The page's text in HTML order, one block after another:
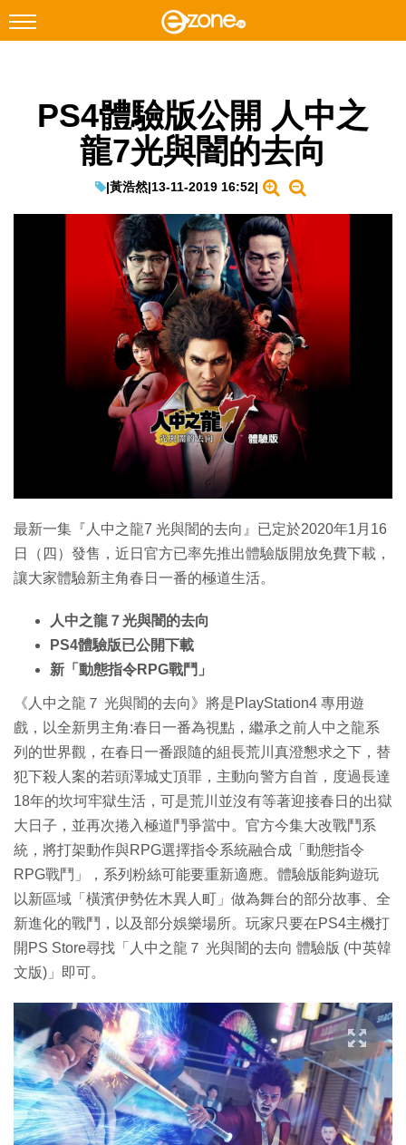
Facebook Instagram
遊戲動漫
生成式AI與雲端應用
Enterprise Digital Transformation
PS4體驗版公開 人中之
龍7光與闇的去向
|黃浩然|13-11-2019 16:52|
最新一集『人中之龍7 光與闇的去向』已定於2020年1月16
日（四）發售，近日官方已率先推出體驗版開放免費下載，
讓大家體驗新主角春日一番的極道生活。
人中之龍７光與闇的去向
PS4體驗版已公開下載
新「動態指令RPG戰鬥」
《人中之龍７ 光與闇的去向》將是PlayStation4 專用遊
戲，以全新男主角:春日一番為視點，繼承之前人中之龍系
列的世界觀，在春日一番跟隨的組長荒川真澄懇求之下，替
犯下殺人案的若頭澤城丈頂罪，主動向警方自首，度過長達
18年的坎坷牢獄生活，可是荒川並沒有等著迎接春日的出獄
大日子，並再次捲入極道鬥爭當中。官方今集大改戰鬥系
統，將打架動作與RPG選擇指令系統融合成「動態指令
RPG戰鬥」，系列粉絲可能要重新適應。體驗版能夠遊玩
以新區域「橫濱伊勢佐木異人町」做為舞台的部分故事、全
新進化的戰鬥，以及部分娛樂場所。玩家只要在PS4主機打
開PS Store尋找「人中之龍７ 光與闇的去向 體驗版 (中英韓
文版)」即可。